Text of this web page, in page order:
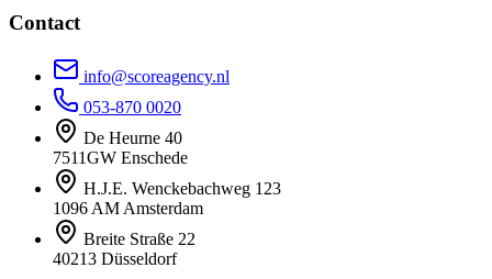
Contact
info@scoreagency.nl
053-870 0020
De Heurne 40
7511GW Enschede
H.J.E. Wenckebachweg 123
1096 AM Amsterdam
Breite Straße 22
40213 Düsseldorf